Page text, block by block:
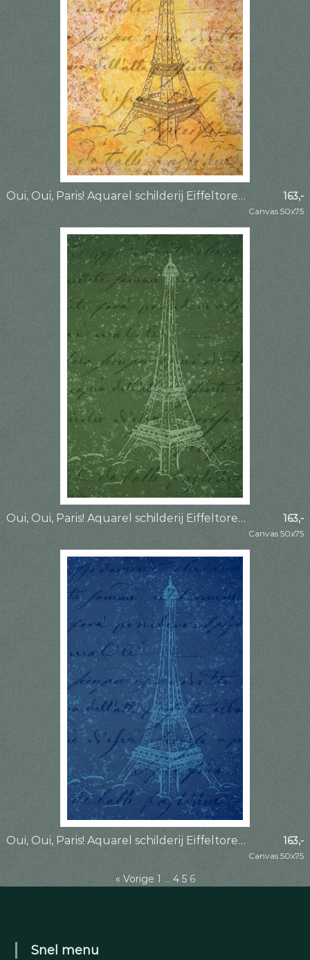
Oui, Oui, Paris! Aquarel schilderij Eiffeltoren Parijs deel 3 van 4 (Frankrijk stedentrip romantisch 163,-
Canvas 50x75
Oui, Oui, Paris! Aquarel schilderij Eiffeltoren Parijs deel 2 van 4 (Frankrijk stedentrip romantisch 163,-
Canvas 50x75
Oui, Oui, Paris! Aquarel schilderij Eiffeltoren Parijs deel 1 van 4 (Frankrijk stedentrip romantisch 163,-
Canvas 50x75
« Vorige 1 … 4 5 6
Snel menu